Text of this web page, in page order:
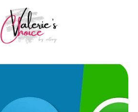
& Opmerkelijk
Sport & Duurzaamheid